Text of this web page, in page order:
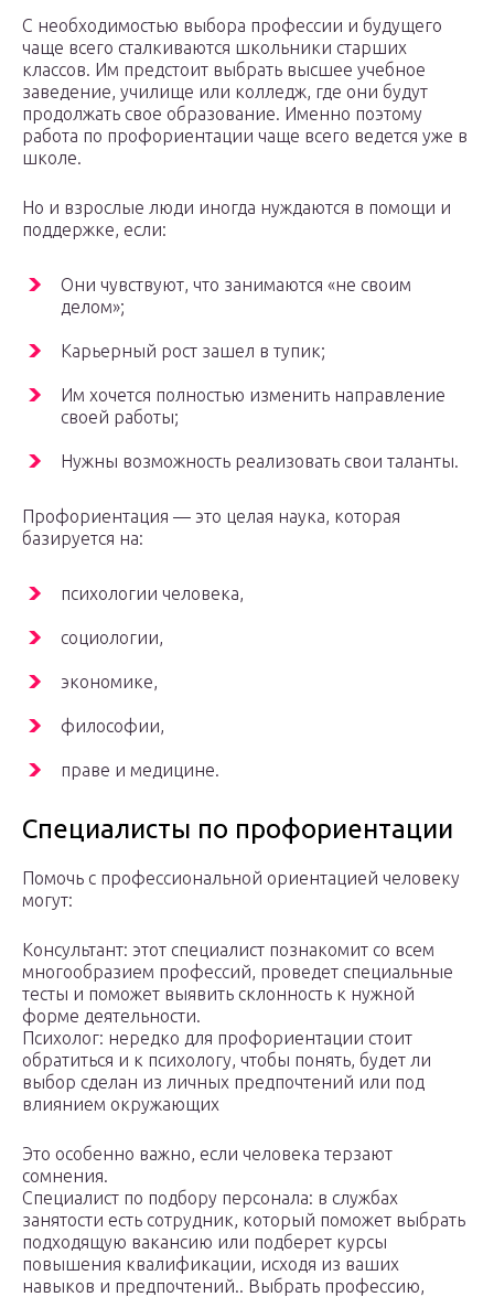
С необходимостью выбора профессии и будущего
чаще всего сталкиваются школьники старших
классов. Им предстоит выбрать высшее учебное
заведение, училище или колледж, где они будут
продолжать свое образование. Именно поэтому
работа по профориентации чаще всего ведется уже в
школе.
Но и взрослые люди иногда нуждаются в помощи и
поддержке, если:
Они чувствуют, что занимаются «не своим
делом»;
Карьерный рост зашел в тупик;
Им хочется полностью изменить направление
своей работы;
Нужны возможность реализовать свои таланты.
Профориентация — это целая наука, которая
базируется на:
психологии человека,
социологии,
экономике,
философии,
праве и медицине.
Специалисты по профориентации
Помочь с профессиональной ориентацией человеку
могут:
Консультант: этот специалист познакомит со всем
многообразием профессий, проведет специальные
тесты и поможет выявить склонность к нужной
форме деятельности.
Психолог: нередко для профориентации стоит
обратиться и к психологу, чтобы понять, будет ли
выбор сделан из личных предпочтений или под
влиянием окружающих
Это особенно важно, если человека терзают
сомнения.
Специалист по подбору персонала: в службах
занятости есть сотрудник, который поможет выбрать
подходящую вакансию или подберет курсы
повышения квалификации, исходя из ваших
навыков и предпочтений.. Выбрать профессию,